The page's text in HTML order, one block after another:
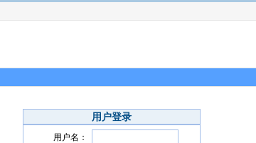
用户登录
用户名：